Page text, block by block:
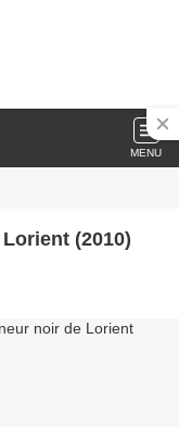
MENU
(2010)